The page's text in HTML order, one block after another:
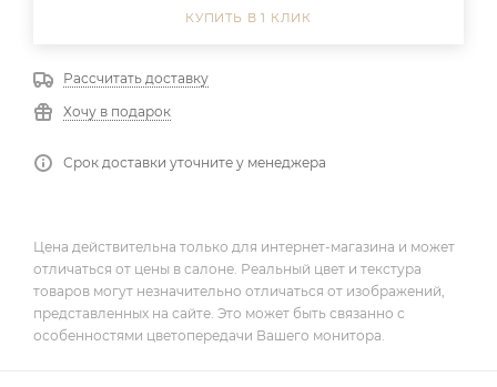
КУПИТЬ В 1 КЛИК
Рассчитать доставку
Хочу в подарок
Срок доставки уточните у менеджера
Цена действительна только для интернет-магазина и может
отличаться от цены в салоне. Реальный цвет и текстура
товаров могут незначительно отличаться от изображений,
представленных на сайте. Это может быть связанно с
особенностями цветопередачи Вашего монитора.